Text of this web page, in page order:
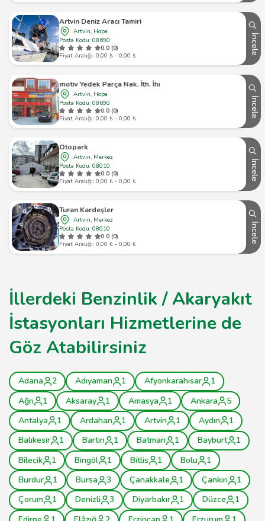
Artvin Deniz Aracı Tamiri
Artvin, Hopa
Posta Kodu: 08690
0.0 (0)
Fiyat Aralığı: 0,00 ₺ - 0,00 ₺
İncele
Otomotiv Yedek Parça Nak. İth. İhr. San. Ve Tic. Ltd. Şti.
Artvin, Hopa
Posta Kodu: 08690
0.0 (0)
Fiyat Aralığı: 0,00 ₺ - 0,00 ₺
İncele
Otopark
Artvin, Merkez
Posta Kodu: 08010
0.0 (0)
Fiyat Aralığı: 0,00 ₺ - 0,00 ₺
İncele
Turan Kardeşler
Artvin, Merkez
Posta Kodu: 08010
0.0 (0)
Fiyat Aralığı: 0,00 ₺ - 0,00 ₺
İncele
İllerdeki Benzinlik / Akaryakıt
İstasyonları Hizmetlerine de
Göz Atabilirsiniz
Adana 2 Adıyaman 1 Afyonkarahisar
1
Ağrı
1 Aksaray 1 Amasya 1 Ankara
5
Antalya
1 Ardahan 1 Artvin 1 Aydın
1
Balıkesir
1 Bartın 1 Batman 1 Bayburt
1
Bilecik
1 Bingöl 1 Bitlis 1 Bolu
1
Burdur
1 Bursa 3 Çanakkale 1 Çankırı
1
Çorum
1 Denizli 3 Diyarbakır 1 Düzce
1